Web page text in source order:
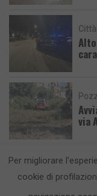
via
Per migliorare
cookie di